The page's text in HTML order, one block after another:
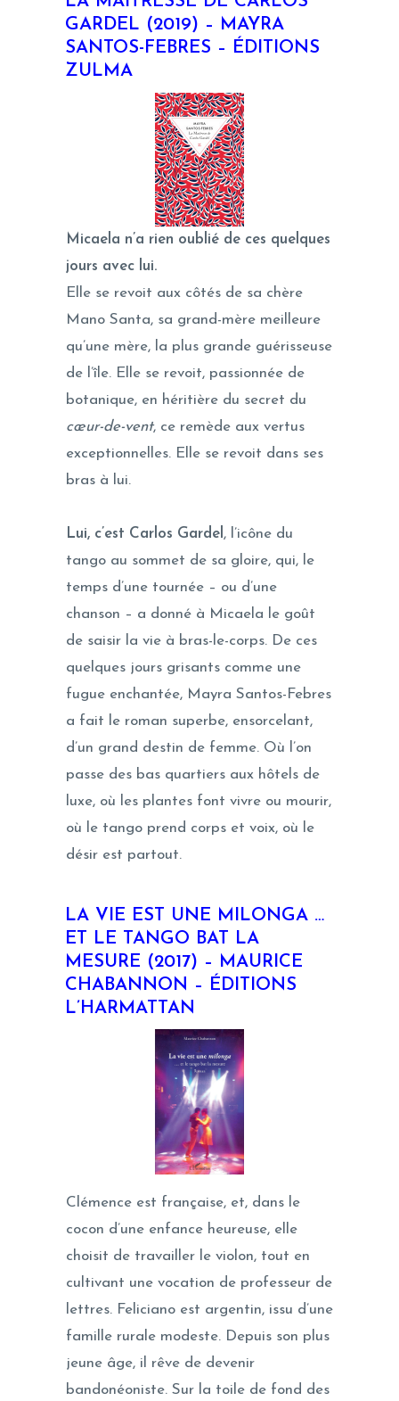
GARDEL (2019) – MAYRA
SANTOS-FEBRES – ÉDITIONS
ZULMA
Micaela n’a rien oublié de ces quelques
jours avec lui.
Elle se revoit aux côtés de sa chère
Mano Santa, sa grand-mère meilleure
qu’une mère, la plus grande guérisseuse
de l’île. Elle se revoit, passionnée de
botanique, en héritière du secret du
cœur-de-vent, ce remède aux vertus
exceptionnelles. Elle se revoit dans ses
bras à lui.
Lui, c’est Carlos Gardel , l’icône du
tango au sommet de sa gloire, qui, le
temps d’une tournée – ou d’une
chanson – a donné à Micaela le goût
de saisir la vie à bras-le-corps. De ces
quelques jours grisants comme une
fugue enchantée, Mayra Santos-Febres
a fait le roman superbe, ensorcelant,
d’un grand destin de femme. Où l’on
passe des bas quartiers aux hôtels de
luxe, où les plantes font vivre ou mourir,
où le tango prend corps et voix, où le
désir est partout.
LA VIE EST UNE MILONGA …
ET LE TANGO BAT LA
MESURE (2017) –
MAURICE
CHABANNON – ÉDITIONS
L’HARMATTAN
Clémence est française, et, dans le
cocon d’une enfance heureuse, elle
choisit de travailler le violon, tout en
cultivant une vocation de professeur de
lettres. Feliciano est argentin, issu d’une
famille rurale modeste. Depuis son plus
jeune âge, il rêve de devenir
bandonéoniste. Sur la toile de fond des